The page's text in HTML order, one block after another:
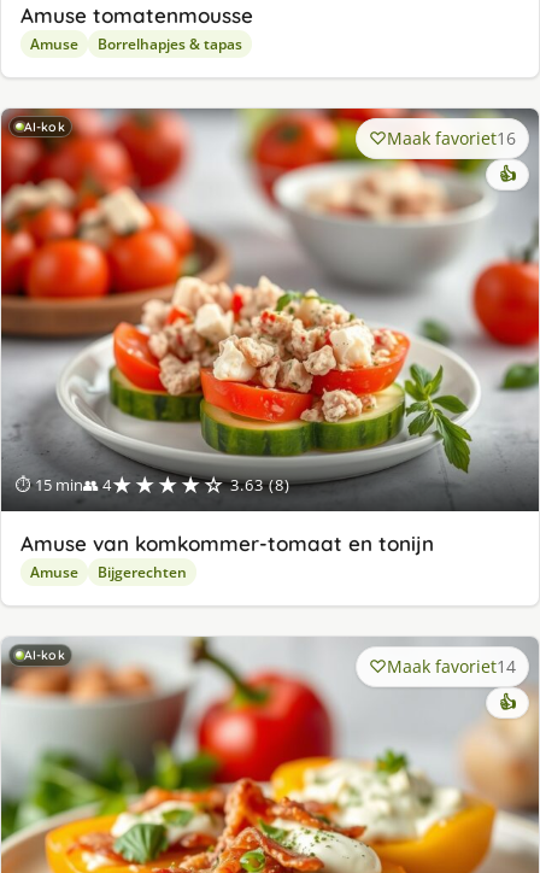
Amuse tomatenmousse
Amuse Borrelhapjes & tapas
AI-kok
⏱ 15 min👥 4★★★★☆ 3.63 (8)
Maak favoriet16
👍
Amuse van komkommer-tomaat en tonijn
Amuse Bijgerechten
AI-kok Maak favoriet14
👍